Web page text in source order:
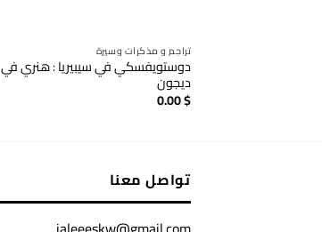
تراجم و مذكرات وسيرة
دوستويفسكي في سيبيريا : هنري في
ديجون
0.00$
تواصل معنا